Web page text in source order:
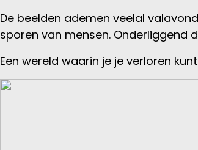
De beelden ademen veelal
sporen van mensen. Onderliggend
Een wereld waarin je je verloren